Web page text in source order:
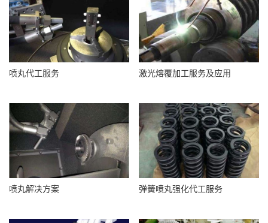
喷丸代工服务 激光熔覆加工服务及应用
喷丸解决方案 弹簧喷丸强化代工服务